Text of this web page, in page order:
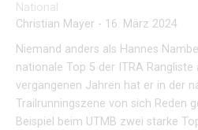
National
Christian Mayer - 16. März 2024
Niemand anders als Hannes
nationale Top 5 der ITRA
vergangenen Jahren hat er in der
Trailrunningszene von sich Reden
Beispiel beim UTMB zwei starke